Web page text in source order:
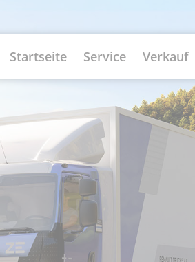
Startseite Service Verkauf